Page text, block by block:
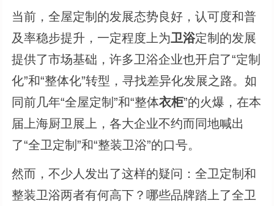
当前，全屋定制的发展态势良好，认可度和普
及率稳步提升，一定程度上为卫浴定制的发展
提供了市场基础，许多卫浴企业也开启了“定制
化”和“整体化”转型，寻找差异化发展之路。如
同前几年“全屋定制”和“整体衣柜”的火爆，在本
届上海厨卫展上，各大企业不约而同地喊出
了“全卫定制”和“整装卫浴”的口号。
然而，不少人发出了这样的疑问：全卫定制和
整装卫浴两者有何高下？哪些品牌踏上了全卫